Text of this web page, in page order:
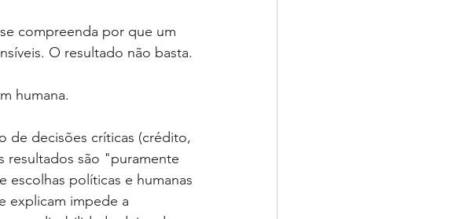
compreenda por que um
O resultado não basta.
humana.
de decisões críticas (crédito,
resultados são "puramente
políticas e humanas
explicam impede a